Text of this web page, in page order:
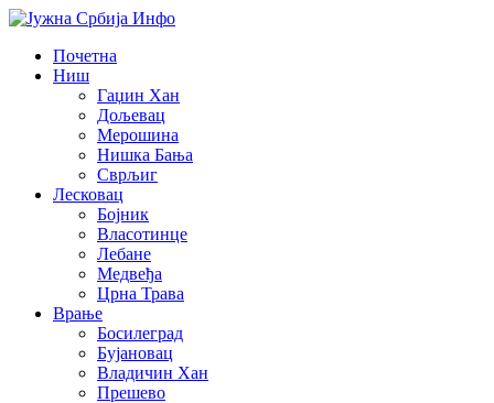
Почетна
Ниш
Гаџин Хан
Дољевац
Мерошина
Нишка Бања
Сврљиг
Лесковац
Бојник
Власотинце
Лебане
Медвеђа
Црна Трава
Врање
Босилеград
Бујановац
Владичин Хан
Прешево